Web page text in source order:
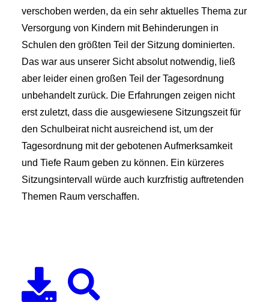
verschoben werden, da ein sehr aktuelles Thema zur
Versorgung von Kindern mit Behinderungen in
Schulen den größten Teil der Sitzung dominierten.
Das war aus unserer Sicht absolut notwendig, ließ
aber leider einen großen Teil der Tagesordnung
unbehandelt zurück. Die Erfahrungen zeigen nicht
erst zuletzt, dass die ausgewiesene Sitzungszeit für
den Schulbeirat nicht ausreichend ist, um der
Tagesordnung mit der gebotenen Aufmerksamkeit
und Tiefe Raum geben zu können. Ein kürzeres
Sitzungsintervall würde auch kurzfristig auftretenden
Themen Raum verschaffen.